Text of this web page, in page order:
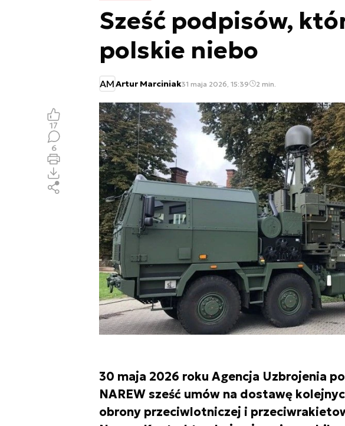
Sześć podpisów,
polskie niebo
AMArtur Marciniak31 maja 2026, 15:39 2 min.
30 maja 2026 roku Agencja Uzbrojenia
NAREW sześć umów na dostawę
obrony przeciwlotniczej i
17
6